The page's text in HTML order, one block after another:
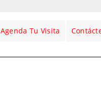
Agenda Tu Visita